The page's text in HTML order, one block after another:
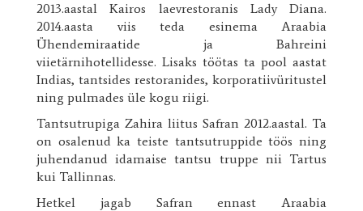
2013.aastal Kairos laevrestoranis Lady Diana.
2014.aasta viis teda esinema Araabia
Ühendemiraatide ja Bahreini
viietärnihotellidesse. Lisaks töötas ta pool aastat
Indias, tantsides restoranides, korporatiivüritustel
ning pulmades üle kogu riigi.
Tantsutrupiga Zahira liitus Safran 2012.aastal. Ta
on osalenud ka teiste tantsutruppide töös ning
juhendanud idamaise tantsu truppe nii Tartus
kui Tallinnas.
Hetkel jagab Safran ennast Araabia